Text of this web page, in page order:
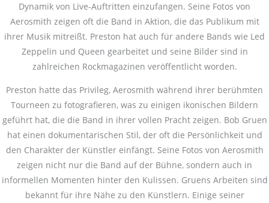
Dynamik von Live-Auftritten einzufangen. Seine Fotos von
Aerosmith zeigen oft die Band in Aktion, die das Publikum mit
ihrer Musik mitreißt. Preston hat auch für andere Bands wie Led
Zeppelin und Queen gearbeitet und seine Bilder sind in
zahlreichen Rockmagazinen veröffentlicht worden.
Preston hatte das Privileg, Aerosmith während ihrer berühmten
Tourneen zu fotografieren, was zu einigen ikonischen Bildern
geführt hat, die die Band in ihrer vollen Pracht zeigen. Bob Gruen
hat einen dokumentarischen Stil, der oft die Persönlichkeit und
den Charakter der Künstler einfängt. Seine Fotos von Aerosmith
zeigen nicht nur die Band auf der Bühne, sondern auch in
informellen Momenten hinter den Kulissen. Gruens Arbeiten sind
bekannt für ihre Nähe zu den Künstlern. Einige seiner